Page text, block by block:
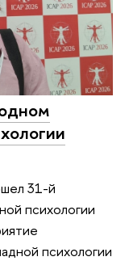
31-й
психологии
психологии